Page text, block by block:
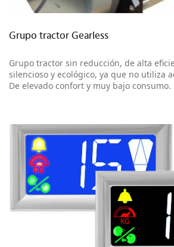
Grupo tractor Gearless
Grupo tractor sin reducción, de alta
silencioso y ecológico, ya que no utiliza
De elevado confort y muy bajo consumo.
Más información